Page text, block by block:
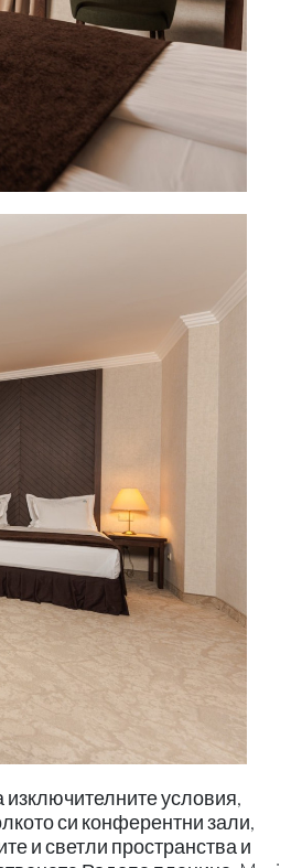
изключителните условия,
си конферентни зали,
и светли пространства и